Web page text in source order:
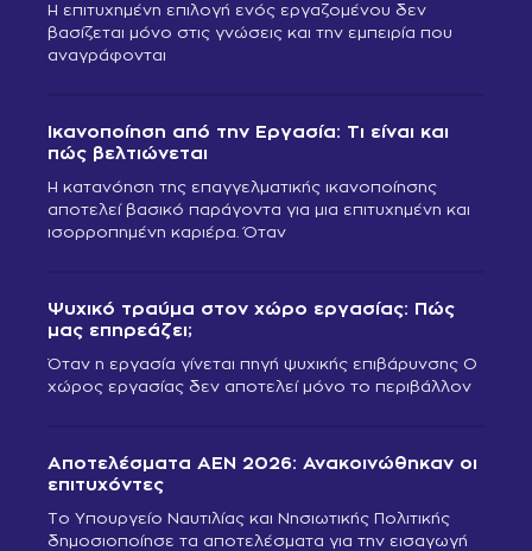
Η επιτυχημένη επιλογή ενός εργαζομένου δεν
βασίζεται μόνο στις γνώσεις και την εμπειρία που
αναγράφονται
Ικανοποίηση από την Εργασία: Τι είναι και
πώς βελτιώνεται
Η κατανόηση της επαγγελματικής ικανοποίησης
αποτελεί βασικό παράγοντα για μια επιτυχημένη και
ισορροπημένη καριέρα. Όταν
Ψυχικό τραύμα στον χώρο εργασίας: Πώς
μας επηρεάζει;
Όταν η εργασία γίνεται πηγή ψυχικής επιβάρυνσης Ο
χώρος εργασίας δεν αποτελεί μόνο το περιβάλλον
Αποτελέσματα ΑΕΝ 2026: Ανακοινώθηκαν οι
επιτυχόντες
Το Υπουργείο Ναυτιλίας και Νησιωτικής Πολιτικής
δημοσιοποίησε τα αποτελέσματα για την εισαγωγή